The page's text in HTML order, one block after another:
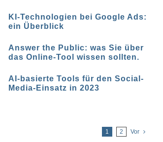
KI-Technologien bei Google Ads:
ein Überblick
Answer the Public: was Sie über
das Online-Tool wissen sollten.
AI-basierte Tools für den Social-
Media-Einsatz in 2023
1 2 Vor